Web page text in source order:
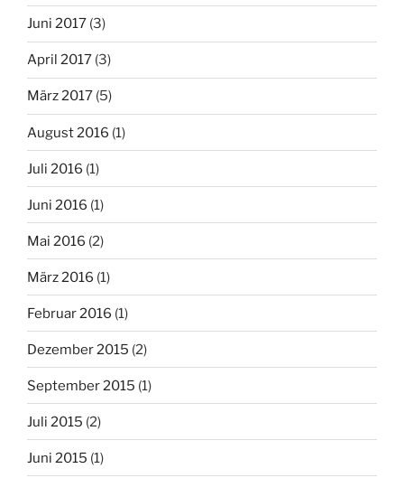
Juni 2017 (3)
April 2017 (3)
März 2017 (5)
August 2016 (1)
Juli 2016 (1)
Juni 2016 (1)
Mai 2016 (2)
März 2016 (1)
Februar 2016 (1)
Dezember 2015 (2)
September 2015 (1)
Juli 2015 (2)
Juni 2015 (1)